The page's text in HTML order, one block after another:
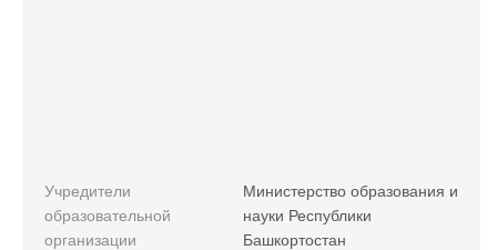
Учредители
образовательной
организации
Министерство образования и
науки Республики
Башкортостан